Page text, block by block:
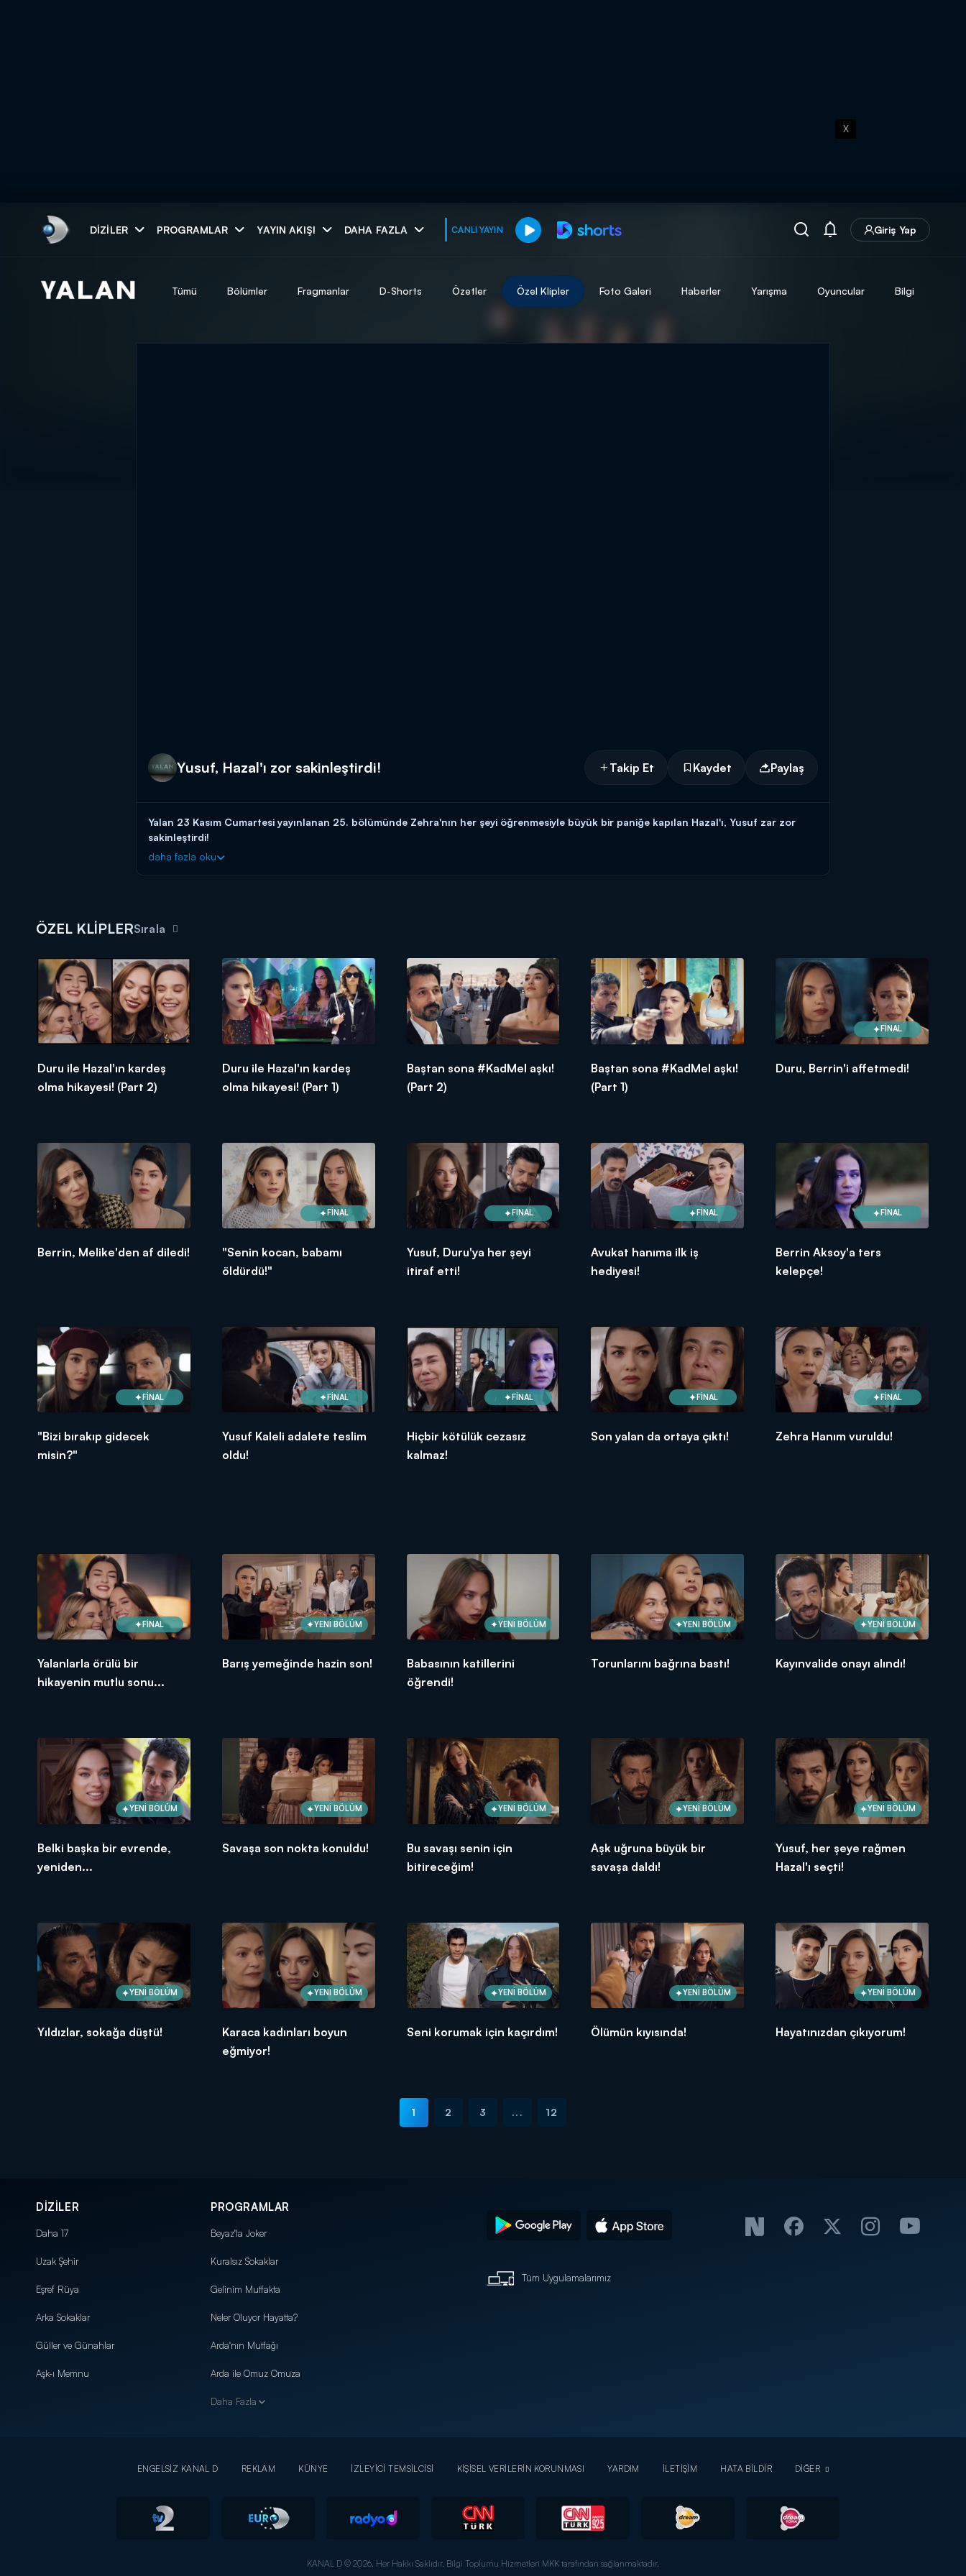
X
DIZILER PROGRAMLAR YAYIN AKIŞI DAHA FAZLA CANLI YAYIN Giriş Yap
muhteşem ikili
Tümü Bölümler Fragmanlar D-Shorts Özetler Özel Klipler Foto Galeri Haberler Yarışma Oyuncular Bilgi
Yusuf, Hazal'ı zor sakinleştirdi! Takip Et Kaydet Paylaş
Yalan 23 Kasım Cumartesi yayınlanan 25. bölümünde Zehra'nın her şeyi öğrenmesiyle büyük bir paniğe kapılan Hazal'ı, Yusuf zar zor
sakinleştirdi!
Yalan yeni bölümleriyle her cumartesi 20.00’de Kanal D’de!
daha fazla oku
ÖZEL KLİPLERSırala
Duru ile Hazal'ın kardeş
olma hikayesi! (Part 2)
Duru ile Hazal'ın kardeş
olma hikayesi! (Part 1)
Baştan sona #KadMel aşkı!
(Part 2)
Baştan sona #KadMel aşkı!
(Part 1)
FİNAL
Duru, Berrin'i affetmedi!
Berrin, Melike'den af diledi!
FİNAL
"Senin kocan, babamı
öldürdü!"
FİNAL
Yusuf, Duru'ya her şeyi
itiraf etti!
FİNAL
Avukat hanıma ilk iş
hediyesi!
FİNAL
Berrin Aksoy'a ters
kelepçe!
FİNAL
"Bizi bırakıp gidecek
misin?"
FİNAL
Yusuf Kaleli adalete teslim
oldu!
FİNAL
Hiçbir kötülük cezasız
kalmaz!
FİNAL
Son yalan da ortaya çıktı!
FİNAL
Zehra Hanım vuruldu!
FİNAL
Yalanlarla örülü bir
hikayenin mutlu sonu...
YENİ BÖLÜM
Barış yemeğinde hazin son!
YENİ BÖLÜM
Babasının katillerini
öğrendi!
YENİ BÖLÜM
Torunlarını bağrına bastı!
YENİ BÖLÜM
Kayınvalide onayı alındı!
YENİ BÖLÜM
Belki başka bir evrende,
yeniden...
YENİ BÖLÜM
Savaşa son nokta konuldu!
YENİ BÖLÜM
Bu savaşı senin için
bitireceğim!
YENİ BÖLÜM
Aşk uğruna büyük bir
savaşa daldı!
YENİ BÖLÜM
Yusuf, her şeye rağmen
Hazal'ı seçti!
YENİ BÖLÜM
Yıldızlar, sokağa düştü!
YENİ BÖLÜM
Karaca kadınları boyun
eğmiyor!
YENİ BÖLÜM
Seni korumak için kaçırdım!
YENİ BÖLÜM
Ölümün kıyısında!
YENİ BÖLÜM
Hayatınızdan çıkıyorum!
1 2 3 ... 12
DİZİLER
Daha 17
Uzak Şehir
Eşref Rüya
Arka Sokaklar
Güller ve Günahlar
Aşk-ı Memnu
PROGRAMLAR
Beyaz'la Joker
Kuralsız Sokaklar
Gelinim Mutfakta
Neler Oluyor Hayatta?
Arda'nın Mutfağı
Arda ile Omuz Omuza
Daha Fazla
Tüm Uygulamalarımız
ENGELSİZ KANAL D REKLAM KÜNYE İZLEYİCİ TEMSİLCİSİ KİŞİSEL VERİLERİN KORUNMASI YARDIM İLETİŞİM HATA BİLDİR DİĞER
KANAL D © 2026. Her Hakkı Saklıdır. Bilgi Toplumu Hizmetleri MKK tarafından sağlanmaktadır.